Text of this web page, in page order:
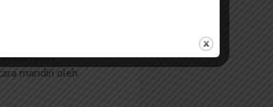
pers
mandiri oleh